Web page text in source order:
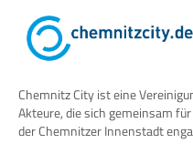
Chemnitz City ist eine
Akteure, die sich gemeinsam
der Chemnitzer Innenstadt